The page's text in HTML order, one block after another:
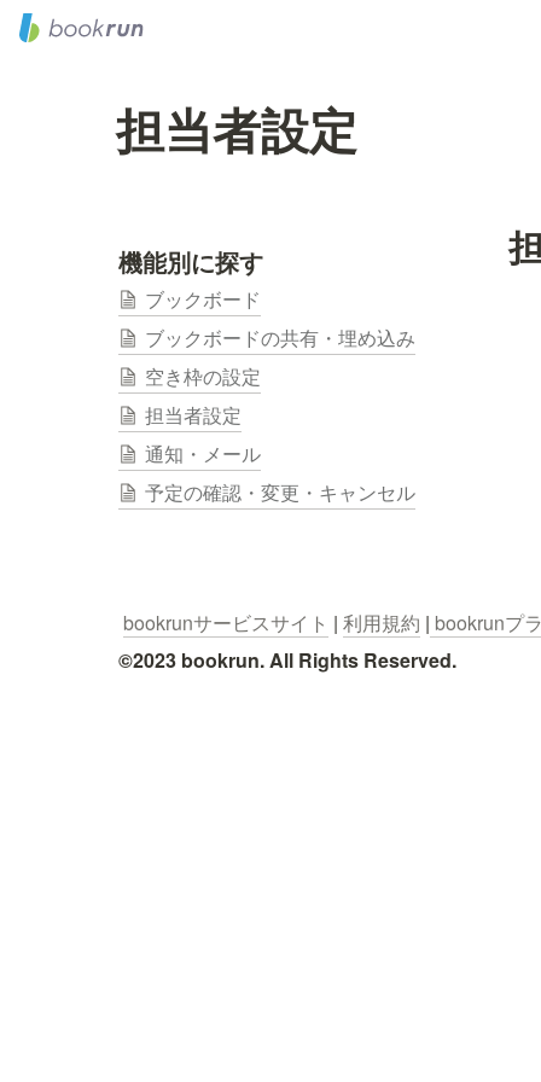
担当者設定
機能別に探す
ブックボード
ブックボードの共有・埋め込み
空き枠の設定
担当者設定
通知・メール
予定の確認・変更・キャンセル
bookrunサービスサイト | 利用規約 | bookrunプ
©2023 bookrun. All Rights Reserved.